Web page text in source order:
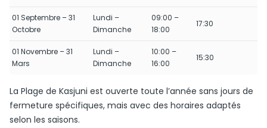
01 Septembre – 31
Octobre
Lundi –
Dimanche
09:00 –
18:00
17:30
01 Novembre – 31
Mars
Lundi –
Dimanche
10:00 –
16:00
15:30
La Plage de Kasjuni est ouverte toute l’année sans jours de
fermeture spécifiques, mais avec des horaires adaptés
selon les saisons.